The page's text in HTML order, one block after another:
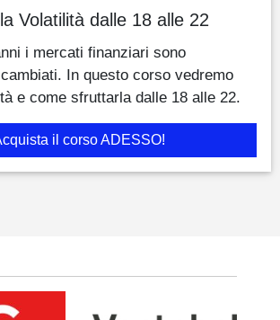
Volatilità dalle 18 alle 22
i mercati finanziari sono
In questo corso vedremo
e come sfruttarla dalle 18 alle 22.
il corso ADESSO!